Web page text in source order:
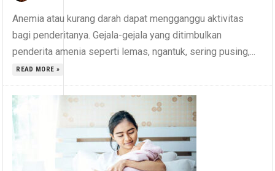
Anemia atau kurang darah dapat mengganggu aktivitas
bagi penderitanya. Gejala-gejala yang ditimbulkan
penderita amenia seperti lemas, ngantuk, sering pusing,...
READ MORE »